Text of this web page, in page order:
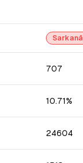
Sarkanā
707
10.71%
24604